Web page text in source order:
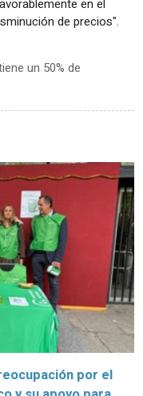
en el
de precios".
un 50% de
por el